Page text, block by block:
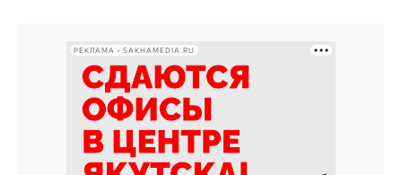
РЕКЛАМА • SAKHAMEDIA.RU